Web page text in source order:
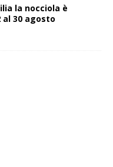
la nocciola è
30 agosto